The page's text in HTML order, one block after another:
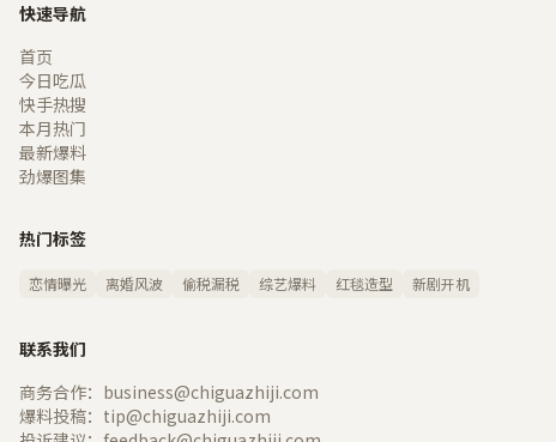
快速导航
首页
今日吃瓜
快手热搜
本月热门
最新爆料
劲爆图集
热门标签
恋情曝光 离婚风波 偷税漏税 综艺爆料 红毯造型 新剧开机
联系我们
商务合作：business@chiguazhiji.com
爆料投稿：tip@chiguazhiji.com